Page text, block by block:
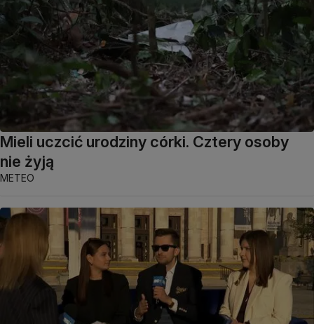
Mieli uczcić urodziny córki. Cztery osoby
nie żyją
METEO